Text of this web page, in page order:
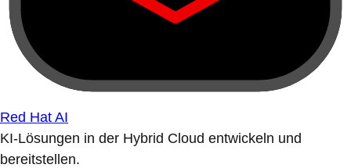
Red Hat AI
KI-Lösungen in der Hybrid Cloud entwickeln und
bereitstellen.